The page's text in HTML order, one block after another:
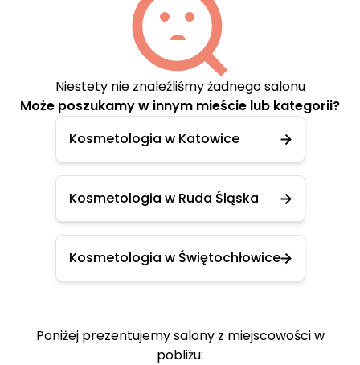
Niestety nie znaleźliśmy żadnego salonu
Może poszukamy w innym mieście lub kategorii?
Kosmetologia w Katowice
Kosmetologia w Ruda Śląska
Kosmetologia w Świętochłowice
Poniżej prezentujemy salony z miejscowości w
pobliżu: